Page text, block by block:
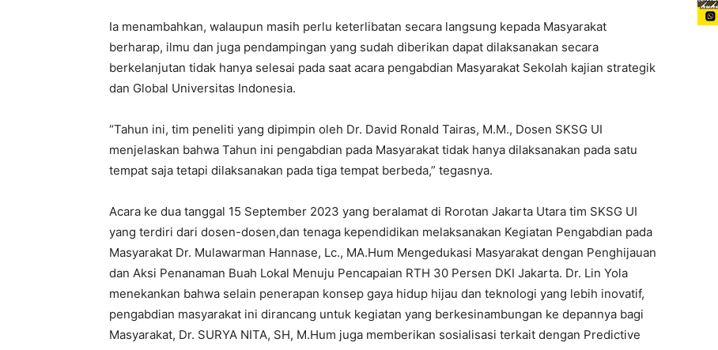
Ia menambahkan, walaupun masih perlu keterlibatan secara langsung kepada Masyarakat
berharap, ilmu dan juga pendampingan yang sudah diberikan dapat dilaksanakan secara
berkelanjutan tidak hanya selesai pada saat acara pengabdian Masyarakat Sekolah kajian strategik
dan Global Universitas Indonesia.
“Tahun ini, tim peneliti yang dipimpin oleh Dr. David Ronald Tairas, M.M., Dosen SKSG UI
menjelaskan bahwa Tahun ini pengabdian pada Masyarakat tidak hanya dilaksanakan pada satu
tempat saja tetapi dilaksanakan pada tiga tempat berbeda,” tegasnya.
Acara ke dua tanggal 15 September 2023 yang beralamat di Rorotan Jakarta Utara tim SKSG UI
yang terdiri dari dosen-dosen,dan tenaga kependidikan melaksanakan Kegiatan Pengabdian pada
Masyarakat Dr. Mulawarman Hannase, Lc., MA.Hum Mengedukasi Masyarakat dengan Penghijauan
dan Aksi Penanaman Buah Lokal Menuju Pencapaian RTH 30 Persen DKI Jakarta. Dr. Lin Yola
menekankan bahwa selain penerapan konsep gaya hidup hijau dan teknologi yang lebih inovatif,
pengabdian masyarakat ini dirancang untuk kegiatan yang berkesinambungan ke depannya bagi
Masyarakat, Dr. SURYA NITA, SH, M.Hum juga memberikan sosialisasi terkait dengan Predictive